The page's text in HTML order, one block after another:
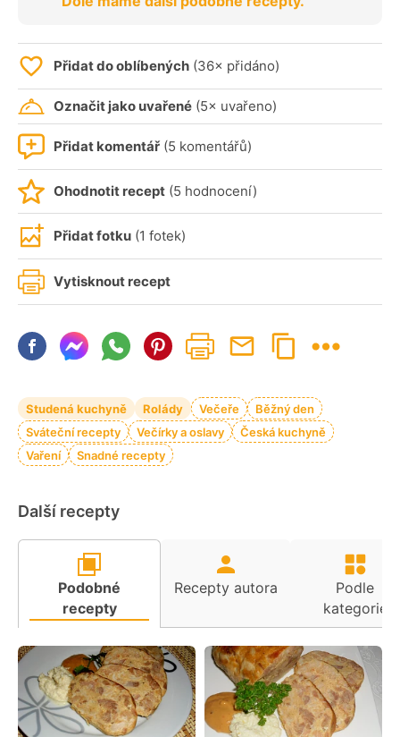
Přidat do oblíbených (36× přidáno)
Označit jako uvařené (5× uvařeno)
Přidat komentář (5 komentářů)
Ohodnotit recept (5 hodnocení)
Přidat fotku (1 fotek)
Vytisknout recept
Studená kuchyně Rolády Večeře
Běžný den
Sváteční recepty
Večírky a oslavy
Česká kuchyně
Vaření
Snadné recepty
Další recepty
Podobné
recepty
Recepty autora
Podle
kategorie